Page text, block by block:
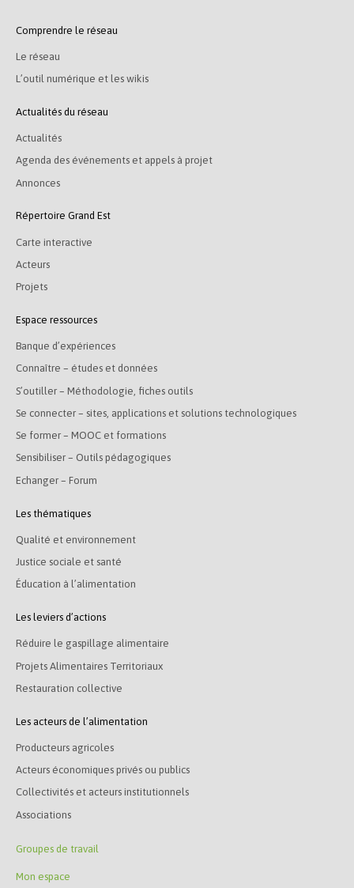
Comprendre le réseau
Le réseau
L’outil numérique et les wikis
Actualités du réseau
Actualités
Agenda des événements et appels à projet
Annonces
Répertoire Grand Est
Carte interactive
Acteurs
Projets
Espace ressources
Banque d’expériences
Connaître – études et données
S’outiller – Méthodologie, fiches outils
Se connecter – sites, applications et solutions technologiques
Se former – MOOC et formations
Sensibiliser – Outils pédagogiques
Echanger – Forum
Les thématiques
Qualité et environnement
Justice sociale et santé
Éducation à l’alimentation
Les leviers d’actions
Réduire le gaspillage alimentaire
Projets Alimentaires Territoriaux
Restauration collective
Les acteurs de l’alimentation
Producteurs agricoles
Acteurs économiques privés ou publics
Collectivités et acteurs institutionnels
Associations
Groupes de travail
Mon espace